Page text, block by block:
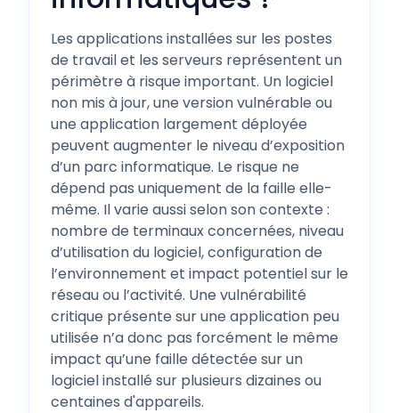
Les applications installées sur les postes
de travail et les serveurs représentent un
périmètre à risque important. Un logiciel
non mis à jour, une version vulnérable ou
une application largement déployée
peuvent augmenter le niveau d’exposition
d’un parc informatique. Le risque ne
dépend pas uniquement de la faille elle-
même. Il varie aussi selon son contexte :
nombre de terminaux concernées, niveau
d’utilisation du logiciel, configuration de
l’environnement et impact potentiel sur le
réseau ou l’activité. Une vulnérabilité
critique présente sur une application peu
utilisée n’a donc pas forcément le même
impact qu’une faille détectée sur un
logiciel installé sur plusieurs dizaines ou
centaines d'appareils.